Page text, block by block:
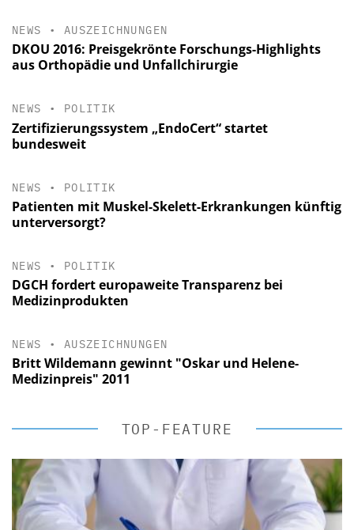
NEWS • AUSZEICHNUNGEN
DKOU 2016: Preisgekrönte Forschungs-Highlights
aus Orthopädie und Unfallchirurgie
NEWS • POLITIK
Zertifizierungssystem „EndoCert“ startet
bundesweit
NEWS • POLITIK
Patienten mit Muskel-Skelett-Erkrankungen künftig
unterversorgt?
NEWS • POLITIK
DGCH fordert europaweite Transparenz bei
Medizinprodukten
NEWS • AUSZEICHNUNGEN
Britt Wildemann gewinnt "Oskar und Helene-
Medizinpreis" 2011
TOP-FEATURE